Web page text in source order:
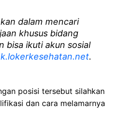
dalam mencari
khusus bidang
bisa ikuti akun sosial
.
posisi tersebut silahkan
dan cara melamarnya